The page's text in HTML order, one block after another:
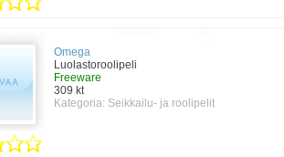
Omega
Luolastoroolipeli
Freeware
309 kt
Kategoria: Seikkailu- ja roolipelit